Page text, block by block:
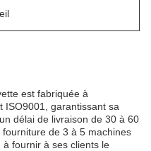
est fabriquée à
ISO9001, garantissant sa
délai de livraison de 30 à 60
de 3 à 5 machines
à fournir à ses clients le